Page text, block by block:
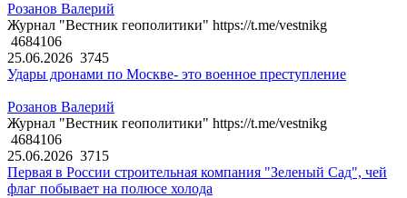
Розанов Валерий
Журнал "Вестник геополитики" https://t.me/vestnikg
4684106
25.06.2026 3745
Удары дронами по Москве- это военное преступление
Розанов Валерий
Журнал "Вестник геополитики" https://t.me/vestnikg
4684106
25.06.2026 3715
Первая в России строительная компания "Зеленый Сад", чей
флаг побывает на полюсе холода